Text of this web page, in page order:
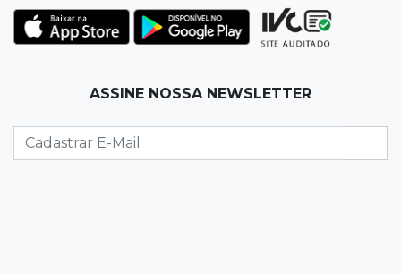
22:42Resumão
Palmeiras e Vasco confirmam vagas nas
Eleitorado aprova teste da urna, mas diz que
colinha será "fundamental"
ASSINE NOSSA NEWSLETTER